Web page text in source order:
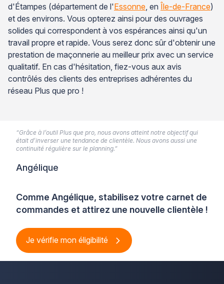
d'Étampes (département de l'Essonne , en Île-de-France)
et des environs. Vous opterez ainsi pour des ouvrages
solides qui correspondent à vos espérances ainsi qu'un
travail propre et rapide. Vous serez donc sûr d'obtenir une
prestation de maçonnerie au meilleur prix avec un service
qualitatif. En cas d'hésitation, fiez-vous aux avis
contrôlés des clients des entreprises adhérentes du
réseau Plus que pro !
Comme Angélique, stabilisez votre carnet de
commandes et attirez une nouvelle clientèle !
Je vérifie mon éligibilité
“Grâce à l’outil Plus que pro, nous avons atteint notre objectif qui
était d’inverser une tendance de clientèle. Nous avons aussi une
continuité régulière sur le planning.”
Angélique